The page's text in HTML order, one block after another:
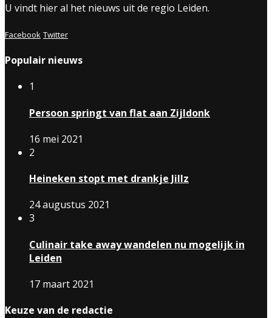
U vindt hier al het nieuws uit de regio Leiden.
Facebook Twitter
Populair nieuws
1
Persoon springt van flat aan Zijldonk
16 mei 2021
2
Heineken stopt met drankje Jillz
24 augustus 2021
3
Culinair take away wandelen nu mogelijk in
Leiden
17 maart 2021
Keuze van de redactie